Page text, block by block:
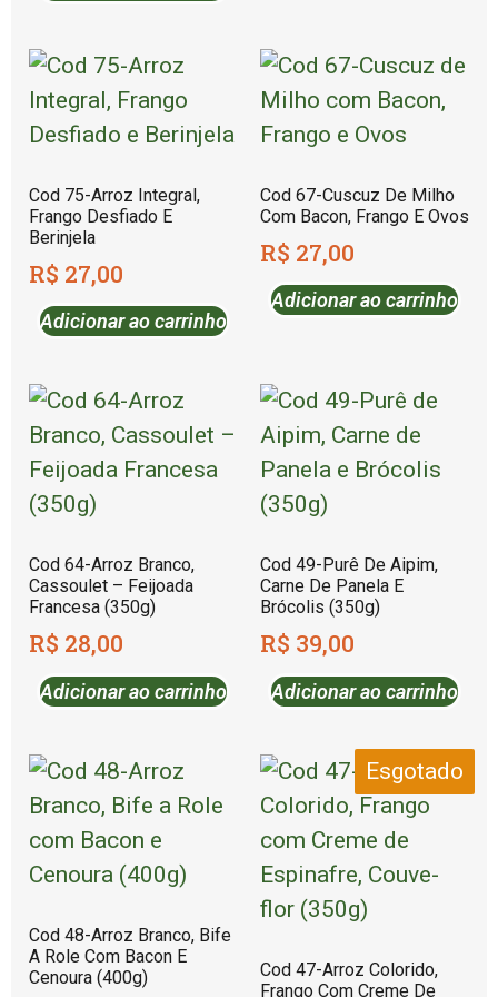
Cod 75-Arroz Integral,
Frango Desfiado E
Berinjela
R$ 27,00
Adicionar ao carrinho
Cod 67-Cuscuz De Milho
Com Bacon, Frango E Ovos
R$ 27,00
Adicionar ao carrinho
Cod 64-Arroz Branco,
Cassoulet – Feijoada
Francesa (350g)
R$ 28,00
Adicionar ao carrinho
Cod 49-Purê De Aipim,
Carne De Panela E
Brócolis (350g)
R$ 39,00
Adicionar ao carrinho
Cod 48-Arroz Branco, Bife
A Role Com Bacon E
Cenoura (400g)
Esgotado
Cod 47-Arroz Colorido,
Frango Com Creme De